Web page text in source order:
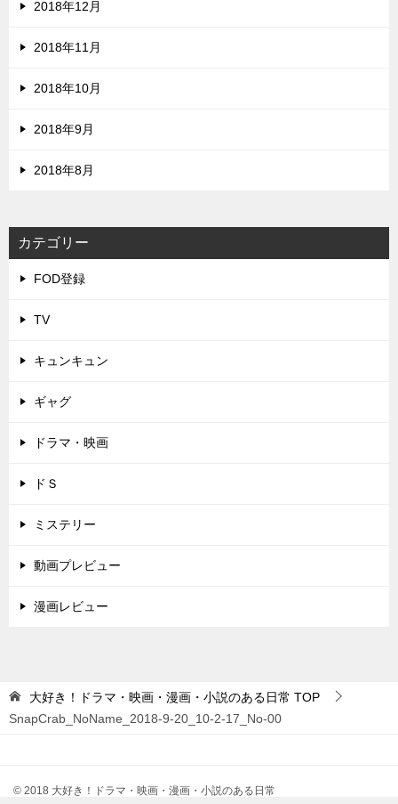
2018年12月
2018年11月
2018年10月
2018年9月
2018年8月
カテゴリー
FOD登録
TV
キュンキュン
ギャグ
ドラマ・映画
ドＳ
ミステリー
動画プレビュー
漫画レビュー
大好き！ドラマ・映画・漫画・小説のある日常 TOP
SnapCrab_NoName_2018-9-20_10-2-17_No-00
© 2018 大好き！ドラマ・映画・漫画・小説のある日常